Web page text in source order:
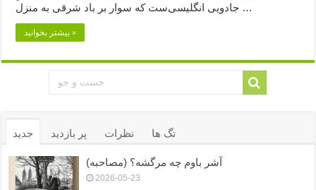
جادویی انگلیسی‌ست که سوار بر باد شرقی به منزل …
بیشتر بخوانید »
جدید پر بازدید نظرات تگ ها
آشر باوم چه مرگشه؟ (مصاحبه)
2026-05-23